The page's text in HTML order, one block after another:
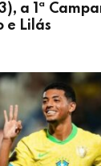
a 1ª
e Lilás